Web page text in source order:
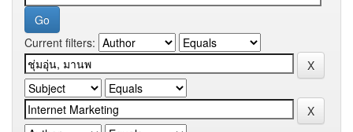
Current filters: